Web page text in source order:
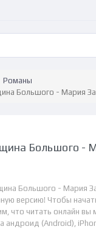
Романы
Большого - Мария
Большого -
Большого - Мария
версию! Чтобы
что читать онлайн вы
андроид (Android),